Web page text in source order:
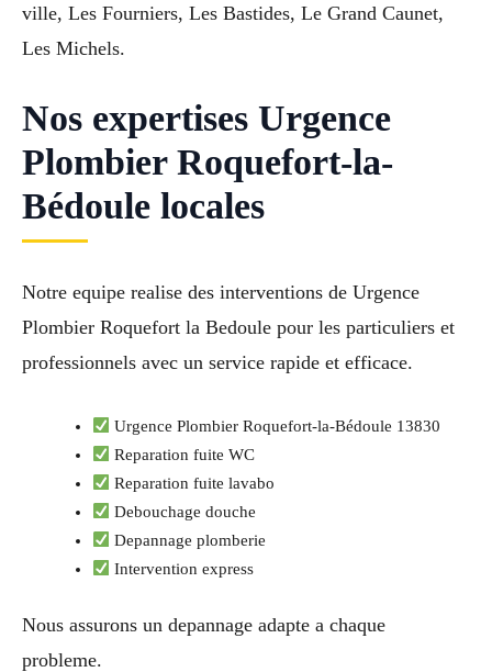
ville, Les Fourniers, Les Bastides, Le Grand Caunet,
Les Michels.
Nos expertises Urgence
Plombier Roquefort-la-
Bédoule locales
Notre equipe realise des interventions de Urgence
Plombier Roquefort la Bedoule pour les particuliers et
professionnels avec un service rapide et efficace.
Urgence Plombier Roquefort-la-Bédoule 13830
Reparation fuite WC
Reparation fuite lavabo
Debouchage douche
Depannage plomberie
Intervention express
Nous assurons un depannage adapte a chaque
probleme.